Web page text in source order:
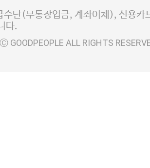
이니시스 에스크로 서비
수단(무통장입금, 계좌이체), 신용카
다.
GOODPEOPLE ALL RIGHTS